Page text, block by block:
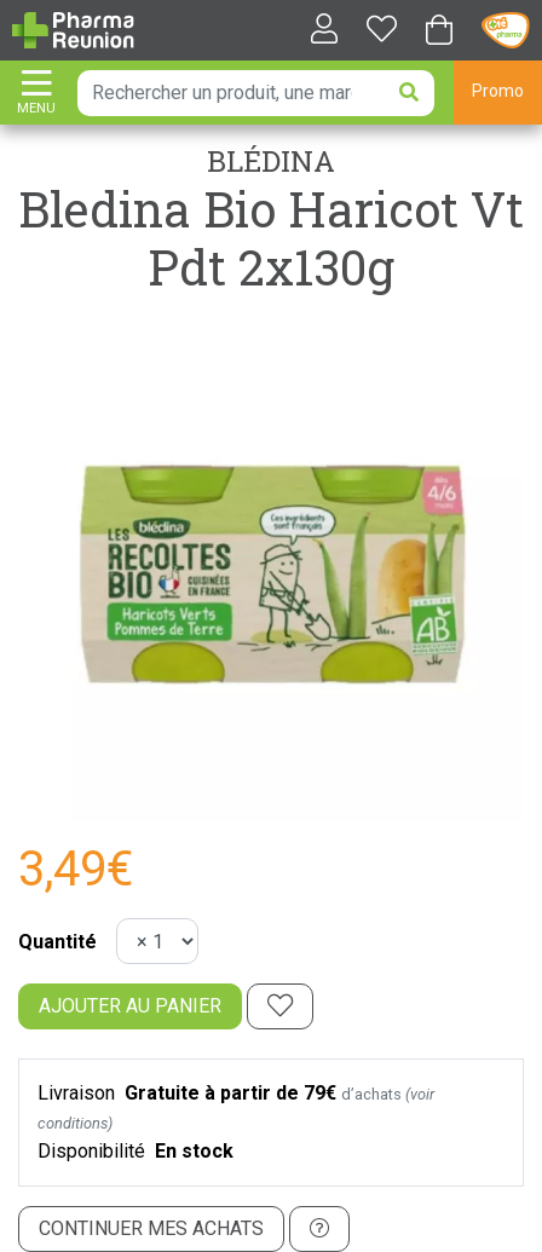
MENU
AFFICHER LA NAVIGATION
Promo
BLÉDINA
Bledina Bio Haricot Vt
Pdt 2x130g
3,49€
Quantité
AJOUTER AU PANIER
Livraison Gratuite à partir de 79€ d’achats (voir
conditions)
Disponibilité En stock
CONTINUER MES ACHATS